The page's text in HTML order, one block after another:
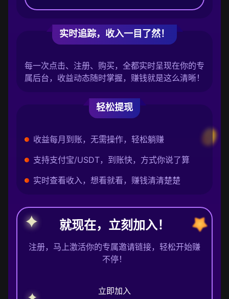
实时追踪，收入一目了然！
每一次点击、注册、购买，全都实时呈现在你的专
属后台，收益动态随时掌握，赚钱就是这么清晰！
轻松提现
收益每月到账，无需操作，轻松躺赚
支持支付宝/USDT，到账快，方式你说了算
实时查看收入，想看就看，赚钱清清楚楚
就现在，立刻加入！
注册，马上激活你的专属邀请链接，轻松开始赚
不停！
立即加入